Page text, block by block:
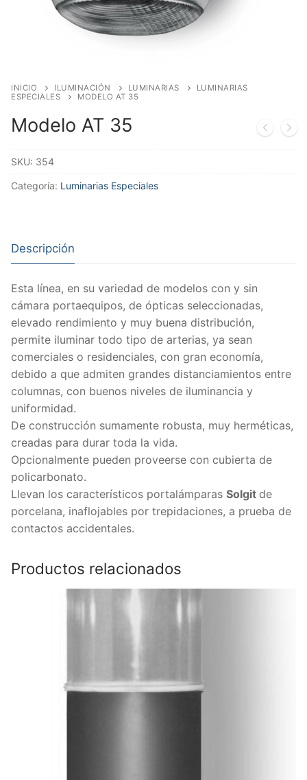
INICIO ILUMINACIÓN LUMINARIAS
LUMINARIAS
ESPECIALES
MODELO AT 35
Modelo AT 35
SKU: 354
Categoría: Luminarias Especiales
Descripción
Esta línea, en su variedad de modelos con y sin
cámara portaequipos, de ópticas seleccionadas,
elevado rendimiento y muy buena distribución,
permite iluminar todo tipo de arterias, ya sean
comerciales o residenciales, con gran economía,
debido a que admiten grandes distanciamientos entre
columnas, con buenos niveles de iluminancia y
uniformidad.
De construcción sumamente robusta, muy herméticas,
creadas para durar toda la vida.
Opcionalmente pueden proveerse con cubierta de
policarbonato.
Llevan los característicos portalámparas Solgit de
porcelana, inaflojables por trepidaciones, a prueba de
contactos accidentales.
Productos relacionados